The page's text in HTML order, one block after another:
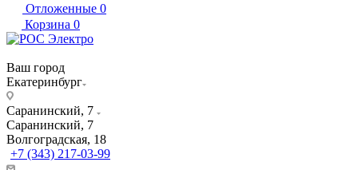
Отложенные 0
Корзина 0
Ваш город
Екатеринбург
Саранинский, 7
Саранинский, 7
Волгоградская, 18
+7 (343) 217-03-99